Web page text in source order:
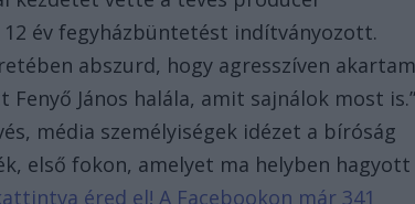
év fegyházbüntetést indítványozott.
abszurd, hogy agresszíven
János halála, amit sajnálok most
média személyiségek idézet a bíróság
első fokon, amelyet ma helyben hagyott
éred el! A Facebookon már 341